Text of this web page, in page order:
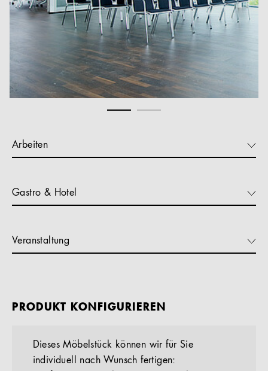
Arbeiten
Gastro & Hotel
Veranstaltung
PRODUKT KONFIGURIEREN
Dieses Möbelstück können wir für Sie
individuell nach Wunsch fertigen: